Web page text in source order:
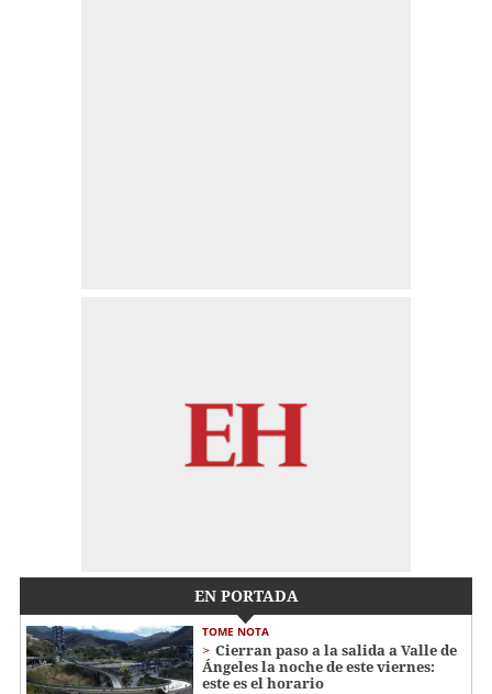
EN PORTADA
TOME NOTA
Cierran paso a la salida a Valle de
Ángeles la noche de este viernes:
este es el horario